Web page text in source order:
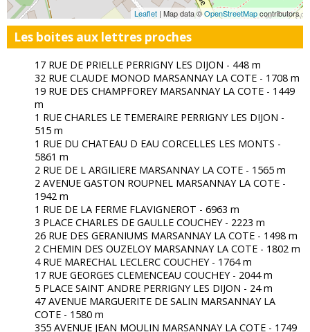
Leaflet | Map data ©OpenStreetMapcontributors
Les boites aux lettres proches
17 RUE DE PRIELLE PERRIGNY LES DIJON - 448 m
32 RUE CLAUDE MONOD MARSANNAY LA COTE - 1708 m
19 RUE DES CHAMPFOREY MARSANNAY LA COTE - 1449
m
1 RUE CHARLES LE TEMERAIRE PERRIGNY LES DIJON -
515 m
1 RUE DU CHATEAU D EAU CORCELLES LES MONTS -
5861 m
2 RUE DE L ARGILIERE MARSANNAY LA COTE - 1565 m
2 AVENUE GASTON ROUPNEL MARSANNAY LA COTE -
1942 m
1 RUE DE LA FERME FLAVIGNEROT - 6963 m
3 PLACE CHARLES DE GAULLE COUCHEY - 2223 m
26 RUE DES GERANIUMS MARSANNAY LA COTE - 1498 m
2 CHEMIN DES OUZELOY MARSANNAY LA COTE - 1802 m
4 RUE MARECHAL LECLERC COUCHEY - 1764 m
17 RUE GEORGES CLEMENCEAU COUCHEY - 2044 m
5 PLACE SAINT ANDRE PERRIGNY LES DIJON - 24 m
47 AVENUE MARGUERITE DE SALIN MARSANNAY LA
COTE - 1580 m
355 AVENUE JEAN MOULIN MARSANNAY LA COTE - 1749